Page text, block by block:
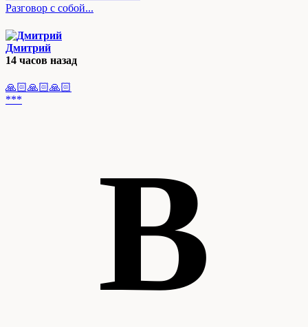
Разговор с собой...
Дмитрий
14 часов назад
🙏🏻🙏🏻🙏🏻
***
В